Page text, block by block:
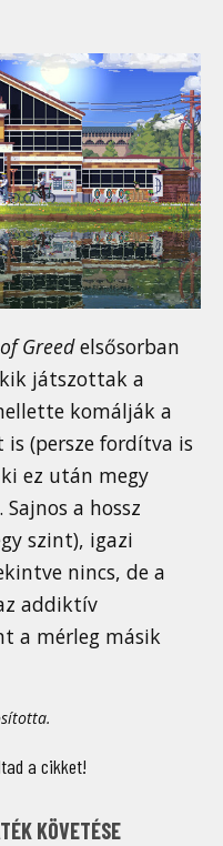
Greedelsősorban
játszottak a
komálják a
(persze fordítva is
ez után megy
a hossz
szint), igazi
nincs, de a
addiktív
a mérleg másik
a cikket!
KÖVETÉSE